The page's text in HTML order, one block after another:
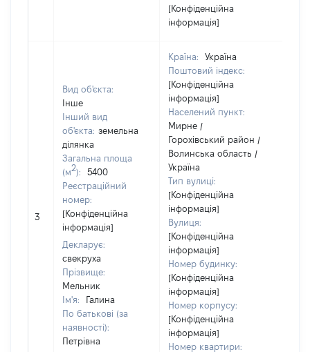
[Конфіденційна
інформація]
3
Вид об'єкта:
Інше
Інший вид
об'єкта: земельна
ділянка
Загальна площа
(м2):
5400
Реєстраційний
номер:
[Конфіденційна
інформація]
Декларує:
свекруха
Прізвище:
Мельник
Ім'я:
Галина
По батькові (за
наявності):
Петрівна
Країна:
Україна
Поштовий індекс:
[Конфіденційна
інформація]
Населений пункт:
Мирне /
Горохівський район /
Волинська область /
Україна
Тип вулиці:
[Конфіденційна
інформація]
Вулиця:
[Конфіденційна
інформація]
Номер будинку:
[Конфіденційна
інформація]
Номер корпусу:
[Конфіденційна
інформація]
Номер квартири: